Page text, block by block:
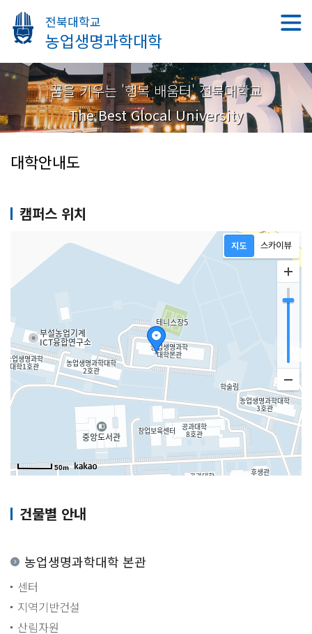
전북대학교
농업생명과학대학
꿈을 키우는 '행복 배움터' 전북대학교
The Best Glocal University
대학안내도
캠퍼스 위치
50m
건물별 안내
농업생명과학대학 본관
센터
지역기반건설
산림자원